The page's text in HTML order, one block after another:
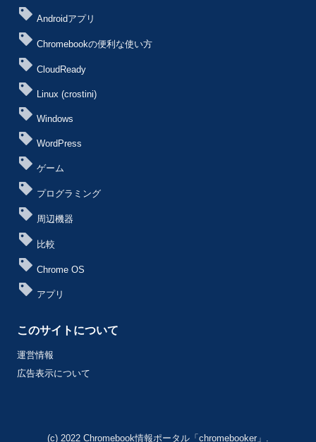
Androidアプリ
Chromebookの便利な使い方
CloudReady
Linux (crostini)
Windows
WordPress
ゲーム
プログラミング
周辺機器
比較
Chrome OS
アプリ
このサイトについて
運営情報
広告表示について
(c) 2022 Chromebook情報ポータル「chromebooker」.